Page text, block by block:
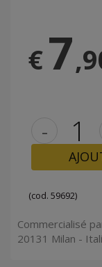
€7
-
(cod. 59692)
Commercialisé
20131 Milan -